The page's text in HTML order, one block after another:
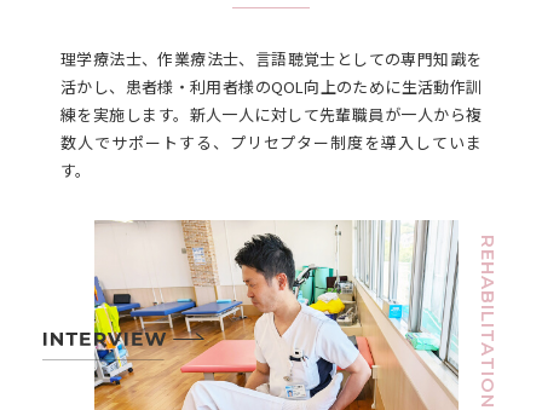
理学療法士、作業療法士、言語聴覚士としての専門知識を
活かし、患者様・利用者様のQOL向上のために生活動作訓
練を実施します。新人一人に対して先輩職員が一人から複
数人でサポートする、プリセプター制度を導入していま
す。
REHABILITATION